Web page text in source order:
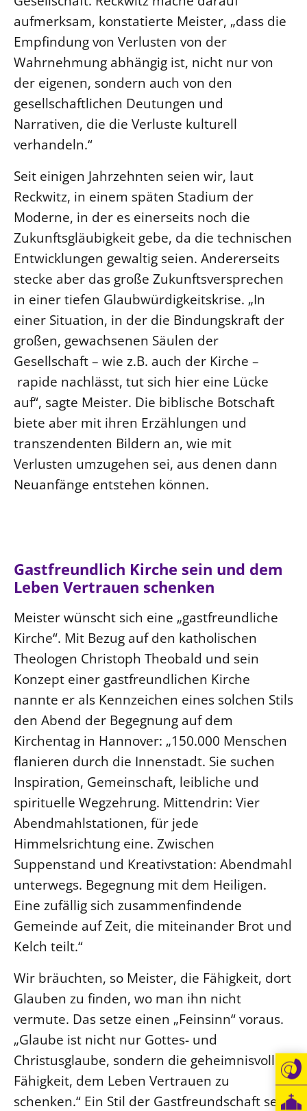
aufmerksam, konstatierte Meister, „dass die
Empfindung von Verlusten von der
Wahrnehmung abhängig ist, nicht nur von
der eigenen, sondern auch von den
gesellschaftlichen Deutungen und
Narrativen, die die Verluste kulturell
verhandeln.“
Seit einigen Jahrzehnten seien wir, laut
Reckwitz, in einem späten Stadium der
Moderne, in der es einerseits noch die
Zukunftsgläubigkeit gebe, da die technischen
Entwicklungen gewaltig seien. Andererseits
stecke aber das große Zukunftsversprechen
in einer tiefen Glaubwürdigkeitskrise. „In
einer Situation, in der die Bindungskraft der
großen, gewachsenen Säulen der
Gesellschaft – wie z.B. auch der Kirche –
rapide nachlässt, tut sich hier eine Lücke
auf“, sagte Meister. Die biblische Botschaft
biete aber mit ihren Erzählungen und
transzendenten Bildern an, wie mit
Verlusten umzugehen sei, aus denen dann
Neuanfänge entstehen können.
Gastfreundlich Kirche sein und dem
Leben Vertrauen schenken
Meister wünscht sich eine „gastfreundliche
Kirche“. Mit Bezug auf den katholischen
Theologen Christoph Theobald und sein
Konzept einer gastfreundlichen Kirche
nannte er als Kennzeichen eines solchen Stils
den Abend der Begegnung auf dem
Kirchentag in Hannover: „150.000 Menschen
flanieren durch die Innenstadt. Sie suchen
Inspiration, Gemeinschaft, leibliche und
spirituelle Wegzehrung. Mittendrin: Vier
Abendmahlstationen, für jede
Himmelsrichtung eine. Zwischen
Suppenstand und Kreativstation: Abendmahl
unterwegs. Begegnung mit dem Heiligen.
Eine zufällig sich zusammenfindende
Gemeinde auf Zeit, die miteinander Brot und
Kelch teilt.“
Wir bräuchten, so Meister, die Fähigkeit, dort
Glauben zu finden, wo man ihn nicht
vermute. Das setze einen „Feinsinn“ voraus.
„Glaube ist nicht nur Gottes- und
Christusglaube, sondern die geheimnisvolle
Fähigkeit, dem Leben Vertrauen zu
schenken.“ Ein Stil der Gastfreundschaft sei